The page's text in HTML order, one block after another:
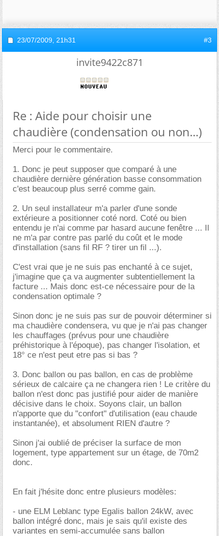
23/07/2009, 21h31 #3
invite9422c871
Re : Aide pour choisir une
chaudière (condensation ou non...)
Merci pour le commentaire.
1. Donc je peut supposer que comparé à une
chaudière dernière génération basse consommation
c'est beaucoup plus serré comme gain.
2. Un seul installateur m'a parler d'une sonde
extérieure a positionner coté nord. Coté ou bien
entendu je n'ai comme par hasard aucune fenêtre ... Il
ne m'a par contre pas parlé du coût et le mode
d'installation (sans fil RF ? tirer un fil ...).
C'est vrai que je ne suis pas enchanté à ce sujet,
j'imagine que ça va augmenter subtentiellement la
facture ... Mais donc est-ce nécessaire pour de la
condensation optimale ?
Sinon donc je ne suis pas sur de pouvoir déterminer si
ma chaudière condensera, vu que je n'ai pas changer
les chauffages (prévus pour une chaudière
préhistorique à l'époque), pas changer l'isolation, et
18° ce n'est peut etre pas si bas ?
3. Donc ballon ou pas ballon, en cas de problème
sérieux de calcaire ça ne changera rien ! Le critère du
ballon n'est donc pas justifié pour aider de manière
décisive dans le choix. Soyons clair, un ballon
n'apporte que du "confort" d'utilisation (eau chaude
instantanée), et absolument RIEN d'autre ?
Sinon j'ai oublié de préciser la surface de mon
logement, type appartement sur un étage, de 70m2
donc.
En fait j'hésite donc entre plusieurs modèles:
- une ELM Leblanc type Egalis ballon 24kW, avec
ballon intégré donc, mais je sais qu'il existe des
variantes en semi-accumulée sans ballon